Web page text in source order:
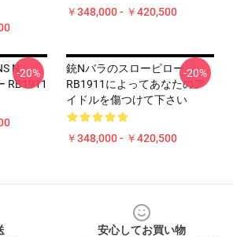
￥348,000 - ￥420,500
N
RB1911
-20%
銃nバラのスローピロー
RB1911によってあなたのア
イドルを傷つけて下さい
￥348,000 - ￥420,500
-20%
安心してお買い物